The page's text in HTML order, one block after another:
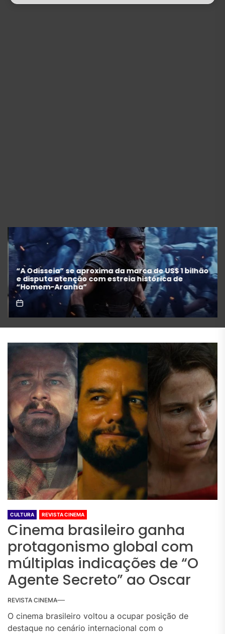
Festival de Cinema de Gramado anuncia filmes
concorrentes e homenagens a Maria Fernanda
Cândido e Selton Mello
CULTURA REVISTA CINEMA
Cinema brasileiro ganha
protagonismo global com
múltiplas indicações de “O
Agente Secreto” ao Oscar
REVISTA CINEMA
O cinema brasileiro voltou a ocupar posição de
destaque no cenário internacional com o